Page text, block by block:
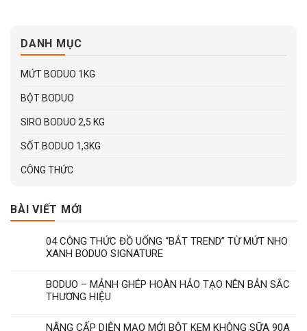
DANH MỤC
MỨT BODUO 1KG
BỘT BODUO
SIRO BODUO 2,5 KG
SỐT BODUO 1,3KG
CÔNG THỨC
BÀI VIẾT MỚI
04 CÔNG THỨC ĐỒ UỐNG “BẮT TREND” TỪ MỨT NHO
XANH BODUO SIGNATURE
BODUO – MẢNH GHÉP HOÀN HẢO TẠO NÊN BẢN SẮC
THƯƠNG HIỆU
NÂNG CẤP DIỆN MẠO MỚI BỘT KEM KHÔNG SỮA 90A